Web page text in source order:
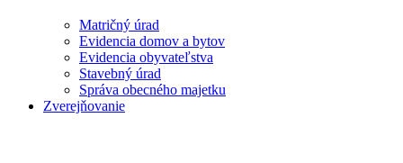
Matričný úrad
Evidencia domov a bytov
Evidencia obyvateľstva
Stavebný úrad
Správa obecného majetku
Zverejňovanie